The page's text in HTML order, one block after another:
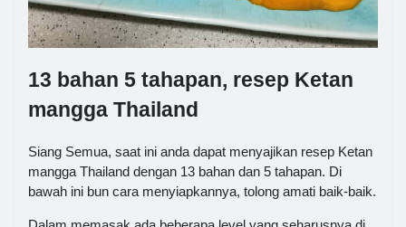
13 bahan 5 tahapan, resep Ketan
mangga Thailand
Siang Semua, saat ini anda dapat menyajikan resep Ketan
mangga Thailand dengan 13 bahan dan 5 tahapan. Di
bawah ini bun cara menyiapkannya, tolong amati baik-baik.